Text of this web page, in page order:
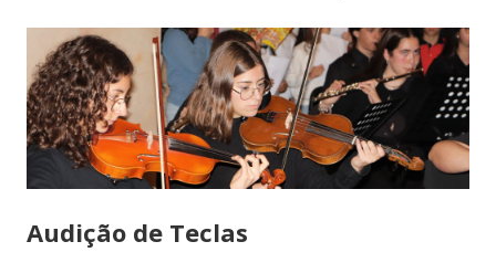
Audição de Teclas